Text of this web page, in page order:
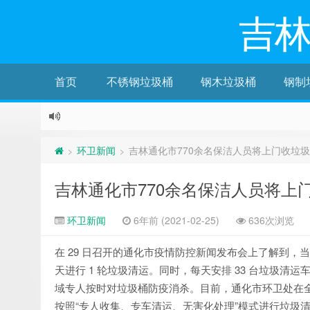
吉
首页 不锈钢垃圾桶 钢木垃圾桶 钢制
> 环卫新闻 > 吉林通化市770余名保洁人员将上门收垃圾
吉林通化市770余名保洁人员将上
环卫新闻 6年前 (2021-02-25) 636次浏览
在 29 日召开的通化市疫情防控新闻发布会上了解到，
天进行 1 轮垃圾清运。同时，每天安排 33 台垃圾清运
域专人按时对垃圾桶防疫消杀。目前，通化市环卫处
按照“专人收集、专车清运、无害化处理”模式进行垃圾